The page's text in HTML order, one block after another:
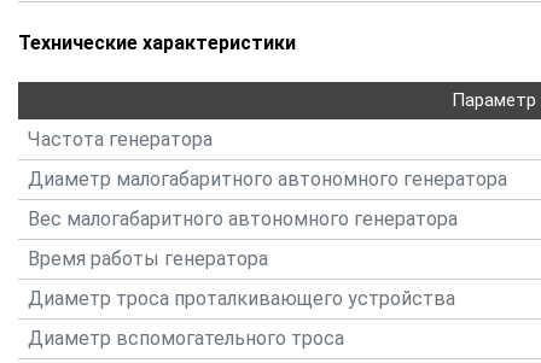
Технические характеристики
Параметр
Частота генератора
Диаметр малогабаритного автономного генератора
Вес малогабаритного автономного генератора
Время работы генератора
Диаметр троса проталкивающего устройства
Диаметр вспомогательного троса